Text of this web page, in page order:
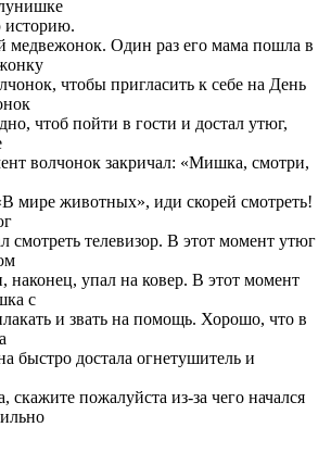
историю.
Один раз его мама пошла в
чтобы пригласить к себе на День
чтоб пойти в гости и достал утюг,
волчонок закричал: «Мишка, смотри,
мире животных», иди скорей смотреть!
смотреть телевизор. В этот момент утюг
наконец, упал на ковер. В этот момент
с
и звать на помощь. Хорошо, что в
быстро достала огнетушитель и
скажите пожалуйста из-за чего начался